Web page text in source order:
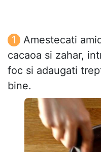
Amestecati
cacaoa si zahar,
foc si adaugati
bine.